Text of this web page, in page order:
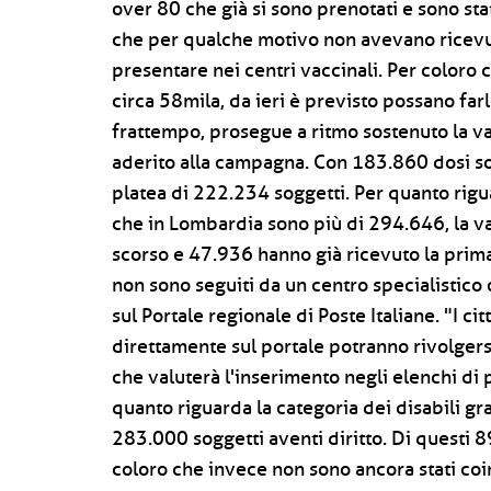
over 80 che già si sono prenotati e sono
che per qualche motivo non avevano
presentare nei centri vaccinali. Per coloro
circa 58mila, da ieri è previsto possano
frattempo, prosegue a ritmo sostenuto la
aderito alla campagna. Con 183.860 dosi
platea di 222.234 soggetti. Per quanto
che in Lombardia sono più di 294.646, la
scorso e 47.936 hanno già ricevuto la
non sono seguiti da un centro
sul Portale regionale di Poste Italiane. "I
direttamente sul portale potranno
che valuterà l'inserimento negli elenchi di
quanto riguarda la categoria dei disabili
283.000 soggetti aventi diritto. Di questi
coloro che invece non sono ancora stati